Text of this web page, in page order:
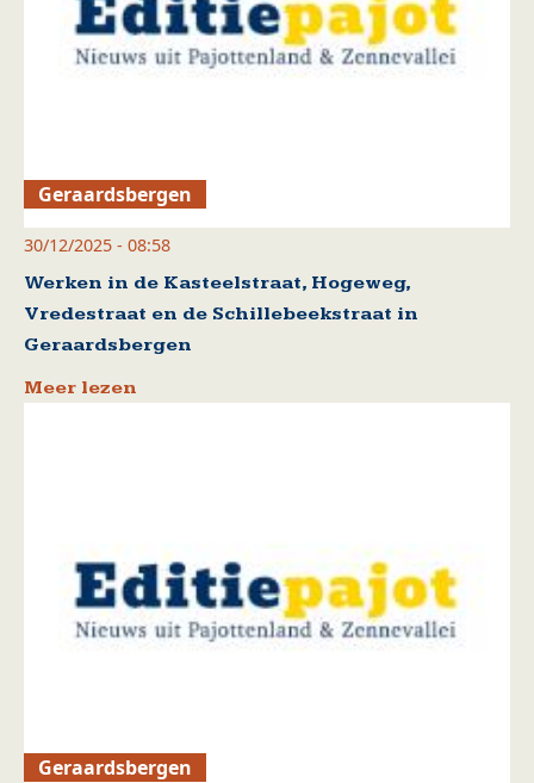
Geraardsbergen
30/12/2025 - 08:58
Werken in de Kasteelstraat, Hogeweg,
Vredestraat en de Schillebeekstraat in
Geraardsbergen
Meer lezen
Geraardsbergen